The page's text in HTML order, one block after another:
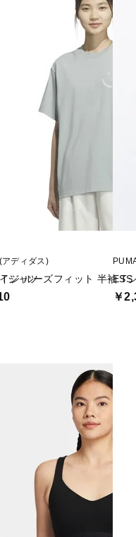
シャツ
ディダス)
ジ ルーズフィット 半袖 T
ESS
￥